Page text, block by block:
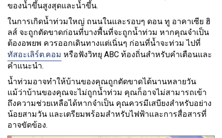
ของน้ำขึ้นสูงสุดและน้ำขึ้น.
ในการเกิดน้ำท่วมใหญ่ ถนนในและรอบๆ ดอน ทู อาคาเซีย ฮิ
ลส์ จะถูกตัดขาดก่อนที่บางพื้นที่จะถูกน้ำท่วม หากคุณจำเป็น
ต้องอพยพ ควรออกเดินทางแต่เนิ่นๆ ก่อนที่น้ำจะท่วม ไปที่
ทัสอะเลิร์ต.คอม หรือฟังวิทยุ ABC ท้องถิ่นสำหรับคำเตือนและ
คำแนะนำ.
น้ำท่วมอาจทำให้บ้านของคุณถูกตัดขาดได้นานหลายวัน
แม้ว่าบ้านของคุณจะไม่ถูกน้ำท่วม คุณก็อาจไม่สามารถเข้า
ถึงความช่วยเหลือได้หากจำเป็น คุณควรมีเสบียงสำหรับอย่าง
น้อยสามวัน และเตรียมพร้อมสำหรับไฟฟ้าและการสื่อสารที่
อาจขัดข้อง.